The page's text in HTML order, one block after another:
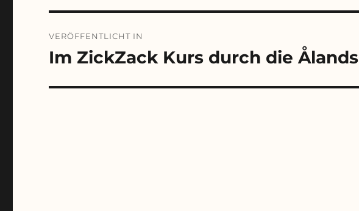
VERÖFFENTLICHT IN
Im ZickZack Kurs durch die Ålands